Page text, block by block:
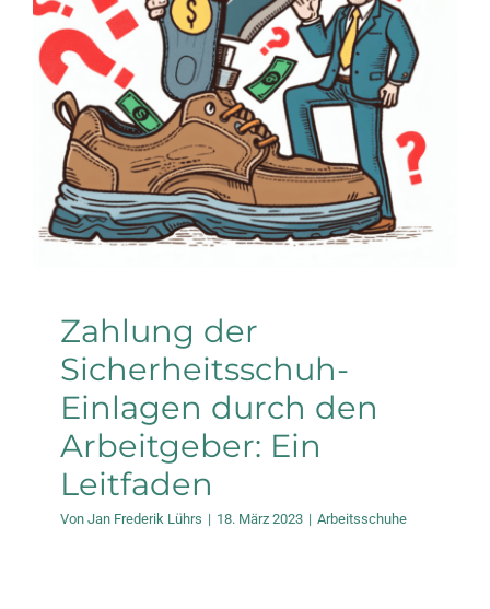
Sicherheitsschuh-
Einlagen durch den
Arbeitgeber: Ein
Leitfaden
Arbeitsschuhe
Zahlung der
Sicherheitsschuh-
Einlagen durch den
Arbeitgeber: Ein
Leitfaden
Von Jan Frederik Lührs | 18. März 2023 | Arbeitsschuhe